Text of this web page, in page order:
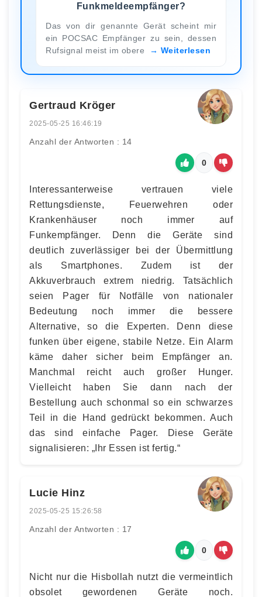
Funkmeldeempfänger?
Das von dir genannte Gerät scheint mir
ein POCSAC Empfänger zu sein, dessen
Rufsignal meist im obere
Weiterlesen
Gertraud Kröger
2025-05-25 16:46:19
Anzahl der Antworten : 14
0
Interessanterweise vertrauen viele
Rettungsdienste, Feuerwehren oder
Krankenhäuser noch immer auf
Funkempfänger. Denn die Geräte sind
deutlich zuverlässiger bei der Übermittlung
als Smartphones. Zudem ist der
Akkuverbrauch extrem niedrig. Tatsächlich
seien Pager für Notfälle von nationaler
Bedeutung noch immer die bessere
Alternative, so die Experten. Denn diese
funken über eigene, stabile Netze. Ein Alarm
käme daher sicher beim Empfänger an.
Manchmal reicht auch großer Hunger.
Vielleicht haben Sie dann nach der
Bestellung auch schonmal so ein schwarzes
Teil in die Hand gedrückt bekommen. Auch
das sind einfache Pager. Diese Geräte
signalisieren: „Ihr Essen ist fertig.“
Lucie Hinz
2025-05-25 15:26:58
Anzahl der Antworten : 17
0
Nicht nur die Hisbollah nutzt die vermeintlich
obsolet gewordenen Geräte noch.